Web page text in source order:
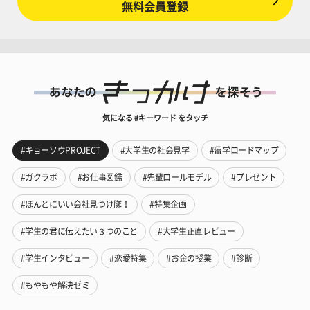
無料会員登録
気になる #キーワード をタッチ
#キョーソウPROJECT #大学生の社会見学 #留学ロードマップ
#ガクラボ #お仕事図鑑 #先輩ロールモデル #プレゼント
#ほんとにいい会社見つけ隊！ #特集企画
#学生の君に伝えたい３つのこと #大学生正直レビュー
#学生インタビュー #恋愛特集 #お金の授業 #診断
#もやもや解決ゼミ